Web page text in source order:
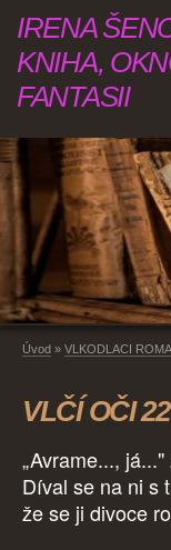
IRENA
KNIHA,
FANTASII
Úvod » VLKODLACI
VLČÍ OČI
„Avrame...,
Díval se na ni s
že se ji divoce